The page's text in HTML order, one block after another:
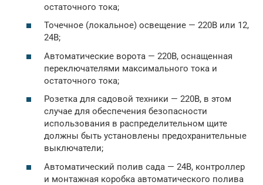
остаточного тока;
Точечное (локальное) освещение — 220В или 12,
24В;
Автоматические ворота — 220В, оснащенная
переключателями максимального тока и
остаточного тока;
Розетка для садовой техники — 220В, в этом
случае для обеспечения безопасности
использования в распределительном щите
должны быть установлены предохранительные
выключатели;
Автоматический полив сада — 24В, контроллер
и монтажная коробка автоматического полива